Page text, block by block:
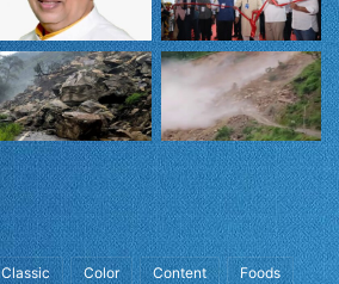
Classic Color Content Foods